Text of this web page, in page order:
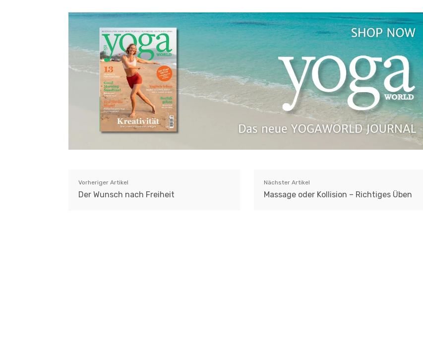
Vorheriger Artikel
Der Wunsch nach Freiheit
Nächster Artikel
Massage oder Kollision – Richtiges Üben